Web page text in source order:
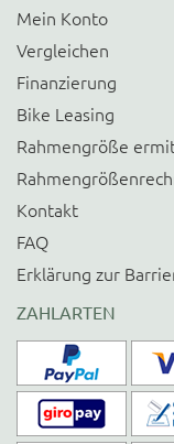
Mein Konto
Vergleichen
Finanzierung
Bike Leasing
Rahmengröße
Kontakt
FAQ
Erklärung zur
ZAHLARTEN